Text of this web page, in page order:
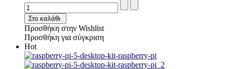
Στο καλάθι
Προσθήκη στην Wishlist
Προσθήκη για σύγκριση
Hot